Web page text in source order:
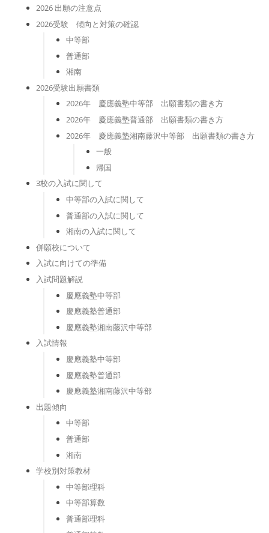
2026 出願の注意点
2026受験 傾向と対策の確認
中等部
普通部
湘南
2026受験出願書類
2026年 慶應義塾中等部 出願書類の書き方
2026年 慶應義塾普通部 出願書類の書き方
2026年 慶應義塾湘南藤沢中等部 出願書類の書き方
一般
帰国
3校の入試に関して
中等部の入試に関して
普通部の入試に関して
湘南の入試に関して
併願校について
入試に向けての準備
入試問題解説
慶應義塾中等部
慶應義塾普通部
慶應義塾湘南藤沢中等部
入試情報
慶應義塾中等部
慶應義塾普通部
慶應義塾湘南藤沢中等部
出題傾向
中等部
普通部
湘南
学校別対策教材
中等部理科
中等部算数
普通部理科